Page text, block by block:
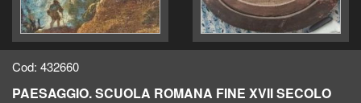
Cod: 432660
PAESAGGIO. SCUOLA ROMANA FINE XVII SECOLO